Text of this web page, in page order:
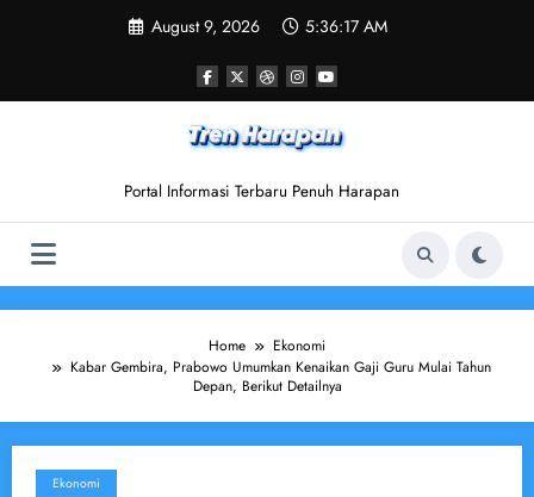
August 9, 2026 5:36:18 AM
Portal Informasi Terbaru Penuh Harapan
Home
Ekonomi
Kabar Gembira, Prabowo Umumkan Kenaikan Gaji Guru Mulai Tahun
Depan, Berikut Detailnya
Ekonomi